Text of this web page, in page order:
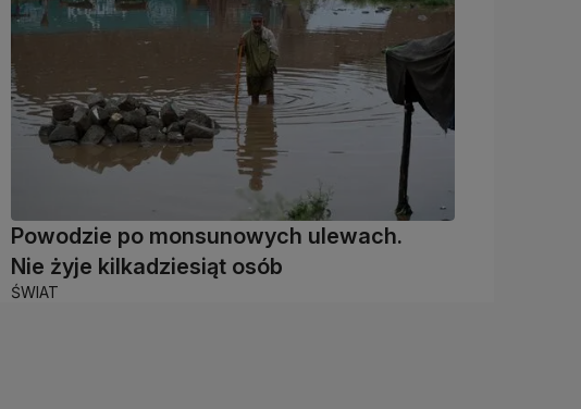
Powodzie po monsunowych ulewach.
Nie żyje kilkadziesiąt osób
ŚWIAT